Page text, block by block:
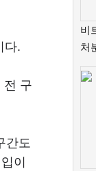
다.
전 구
간도
이
비
처